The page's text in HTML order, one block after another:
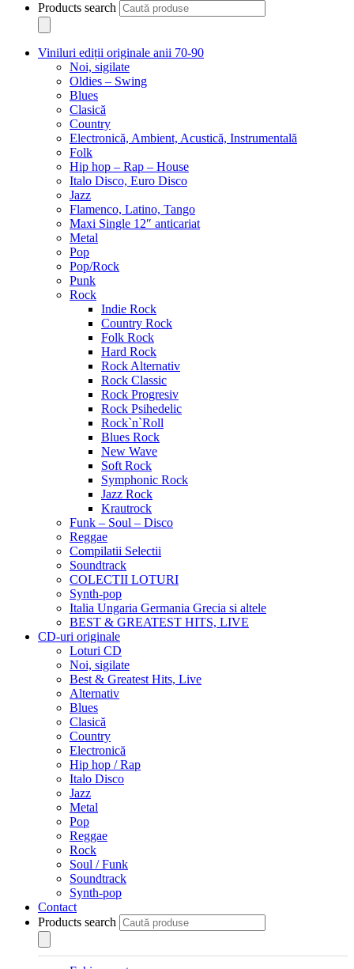
Products search
Viniluri ediții originale anii 70-90
Noi, sigilate
Oldies – Swing
Blues
Clasică
Country
Electronică, Ambient, Acustică, Instrumentală
Folk
Hip hop – Rap – House
Italo Disco, Euro Disco
Jazz
Flamenco, Latino, Tango
Maxi Single 12″ anticariat
Metal
Pop
Pop/Rock
Punk
Rock
Indie Rock
Country Rock
Folk Rock
Hard Rock
Rock Alternativ
Rock Classic
Rock Progresiv
Rock Psihedelic
Rock`n`Roll
Blues Rock
New Wave
Soft Rock
Symphonic Rock
Jazz Rock
Krautrock
Funk – Soul – Disco
Reggae
Compilatii Selectii
Soundtrack
COLECTII LOTURI
Synth-pop
Italia Ungaria Germania Grecia si altele
BEST & GREATEST HITS, LIVE
CD-uri originale
Loturi CD
Noi, sigilate
Best & Greatest Hits, Live
Alternativ
Blues
Clasică
Country
Electronică
Hip hop / Rap
Italo Disco
Jazz
Metal
Pop
Reggae
Rock
Soul / Funk
Soundtrack
Synth-pop
Contact
Products search